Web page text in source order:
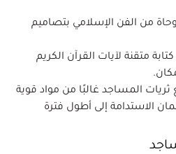
من الفن الإسلامي بتصاميم
متقنة لآيات القرآن الكريم
ثريات المساجد غالبًا من مواد قوية
الاستدامة إلى أطول فترة